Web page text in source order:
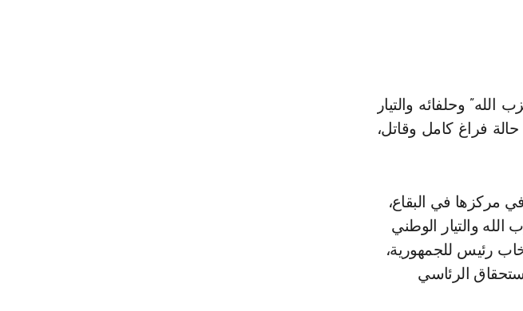
فراغ كامل وقاتل،
مركزها في البقاع،
والتيار الوطني
رئيس للجمهورية،
الرئاسي